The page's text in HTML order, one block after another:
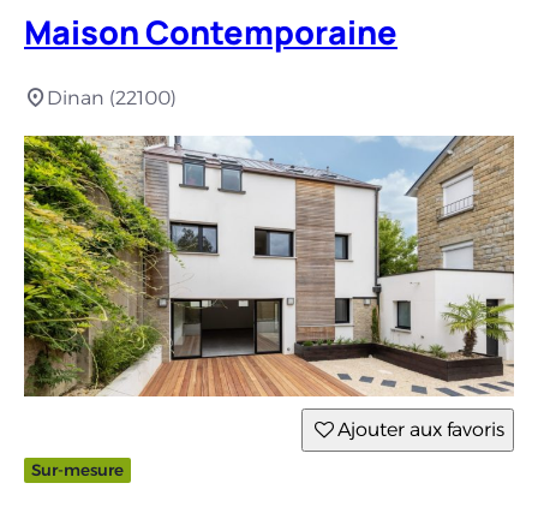
Maison Contemporaine
Dinan (22100)
Ajouter aux favoris
Sur-mesure